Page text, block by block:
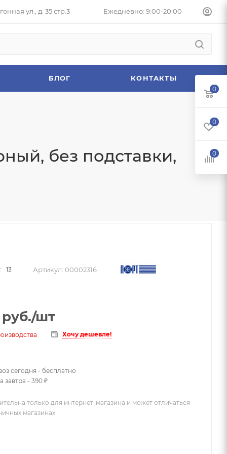
ул., д. 35 стр.3 Ежедневно: 9:00-20:00
БЛОГ КОНТАКТЫ
без подставки,
13 Артикул: 00002316
руб./шт
Хочу дешевле!
сегодня - бесплатно
завтра - 390 ₽
только для интернет-магазина и может отличаться
магазинах
0
0
0